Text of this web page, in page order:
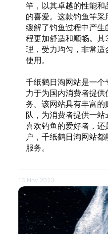
竿，以其卓越的性能
的喜爱。这款钓鱼竿
缓解了钓鱼过程中产
程更加舒适和顺畅。
理，受力均匀，非常
使用。
千纸鹤日淘网站是一
力于为国内消费者提
务。该网站具有丰富
队，为消费者提供一
喜欢钓鱼的爱好者，
户，千纸鹤日淘网站
服务。
13 Nov 2023